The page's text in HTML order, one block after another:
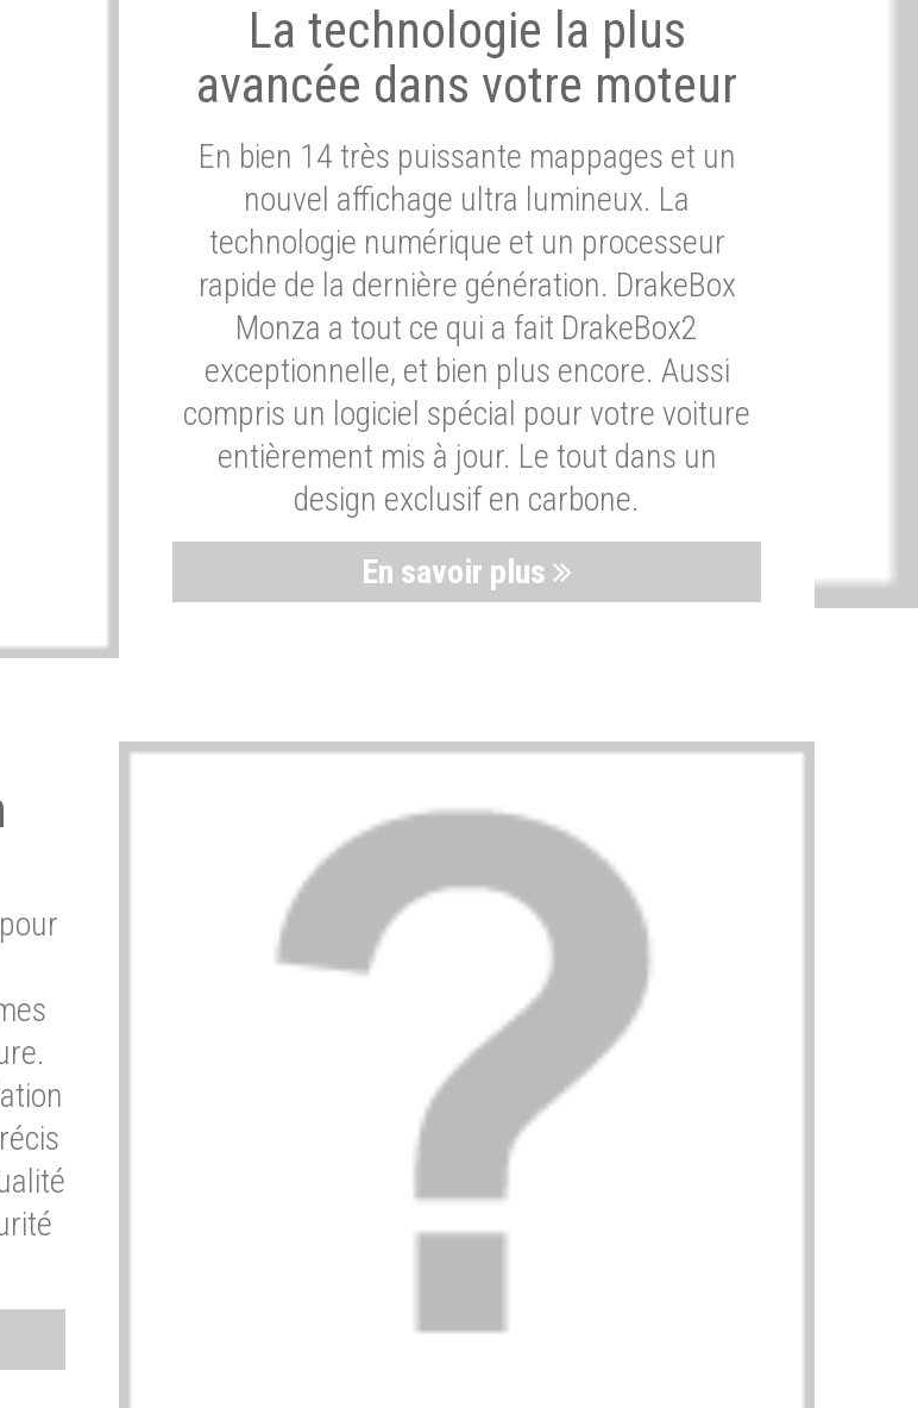
La technologie la plus
avancée dans votre moteur
En bien 14 très puissante mappages et un
nouvel affichage ultra lumineux. La
technologie numérique et un processeur
rapide de la dernière génération. DrakeBox
Monza a tout ce qui a fait DrakeBox2
exceptionnelle, et bien plus encore. Aussi
compris un logiciel spécial pour votre voiture
entièrement mis à jour. Le tout dans un
design exclusif en carbone.
En savoir plus